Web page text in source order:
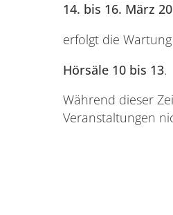
14. bis 16. März
erfolgt die
Hörsäle 10 bis 13.
Während dieser
Veranstaltungen